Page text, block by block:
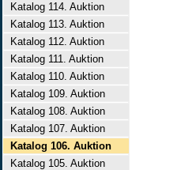
Katalog 114. Auktion
Katalog 113. Auktion
Katalog 112. Auktion
Katalog 111. Auktion
Katalog 110. Auktion
Katalog 109. Auktion
Katalog 108. Auktion
Katalog 107. Auktion
Katalog 106. Auktion
Katalog 105. Auktion